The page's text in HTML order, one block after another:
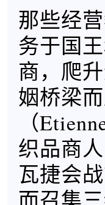
那些经
务于国
商，爬
姻桥梁
（
织品商
瓦捷会